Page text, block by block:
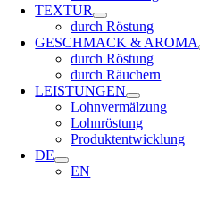
TEXTUR
durch Röstung
GESCHMACK & AROMA
durch Röstung
durch Räuchern
LEISTUNGEN
Lohnvermälzung
Lohnröstung
Produktentwicklung
DE
EN